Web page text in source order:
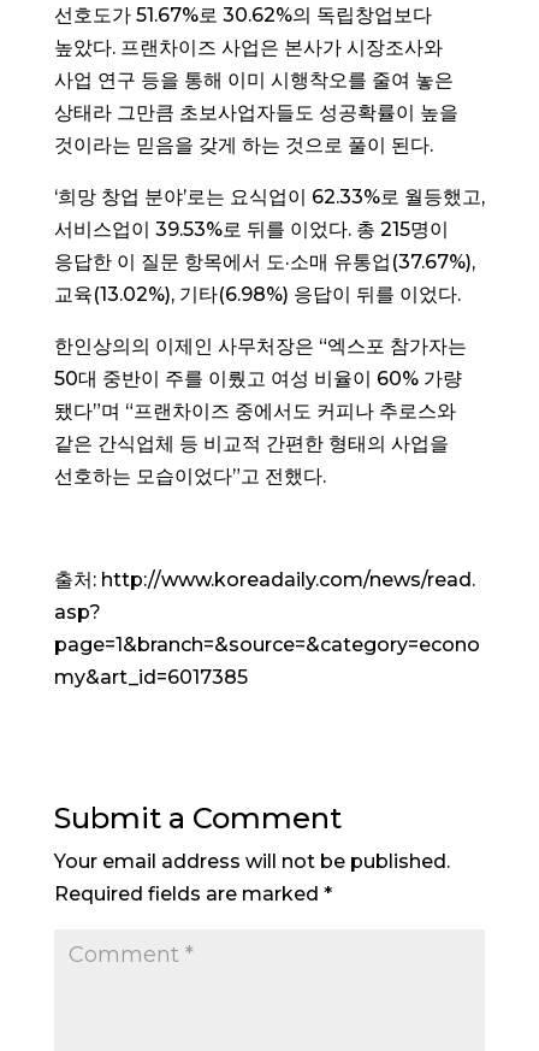
선호도가 51.67%로 30.62%의 독립창업보다
높았다. 프랜차이즈 사업은 본사가 시장조사와
사업 연구 등을 통해 이미 시행착오를 줄여 놓은
상태라 그만큼 초보사업자들도 성공확률이 높을
것이라는 믿음을 갖게 하는 것으로 풀이 된다.
‘희망 창업 분야’로는 요식업이 62.33%로 월등했고,
서비스업이 39.53%로 뒤를 이었다. 총 215명이
응답한 이 질문 항목에서 도·소매 유통업(37.67%),
교육(13.02%), 기타(6.98%) 응답이 뒤를 이었다.
한인상의의 이제인 사무처장은 “엑스포 참가자는
50대 중반이 주를 이뤘고 여성 비율이 60% 가량
됐다”며 “프랜차이즈 중에서도 커피나 추로스와
같은 간식업체 등 비교적 간편한 형태의 사업을
선호하는 모습이었다”고 전했다.
출처: http://www.koreadaily.com/news/read.
asp?
page=1&branch=&source=&category=econo
my&art_id=6017385
Submit a Comment
Your email address will not be published.
Required fields are marked *